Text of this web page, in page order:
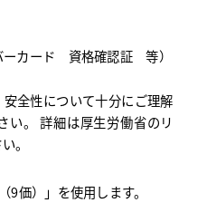
ーカード 資格確認証 等）
全性について十分にご理解
い。 詳細は厚生労働省のリ
。
価）」を使用します。